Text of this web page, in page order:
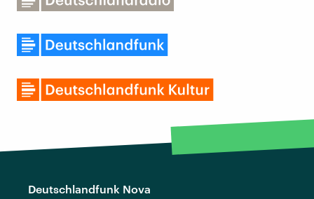
Deutschlandfunk Nova